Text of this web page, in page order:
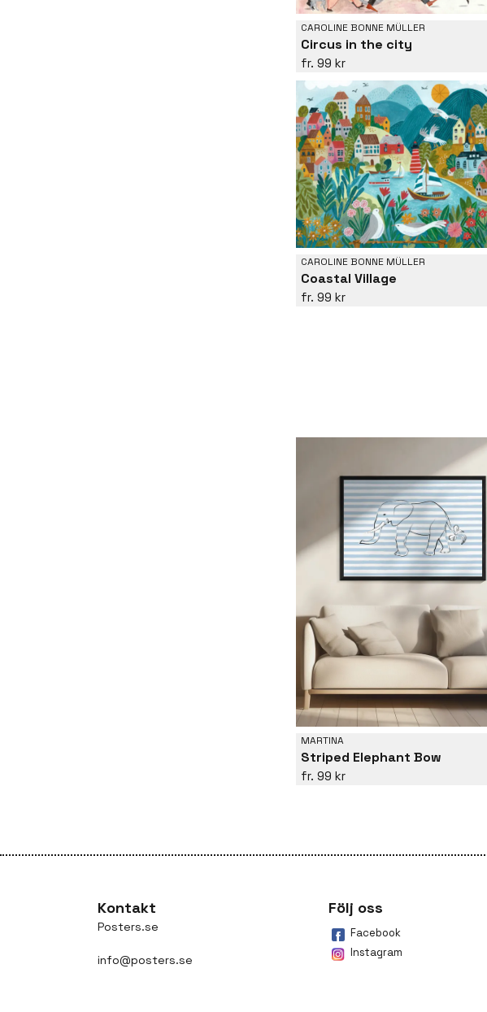
CAROLINE BONNE MÜLLER
Circus in the city
99 kr
CAROLINE BONNE MÜLLER
Coastal Village
99 kr
MARTINA
Striped Elephant Bow
99 kr
Kontakt
Posters.se
info@posters.se
Följ oss
Facebook
Instagram